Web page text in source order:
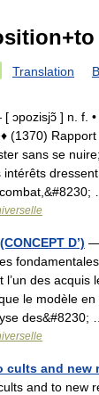
Translation
ɔpozisjɔ̃ ] n. f. •
(1370)
sans se
intérêts
…
D’) —
l’un des acquis
le modèle
des&#8230; …
cults and new
and to new